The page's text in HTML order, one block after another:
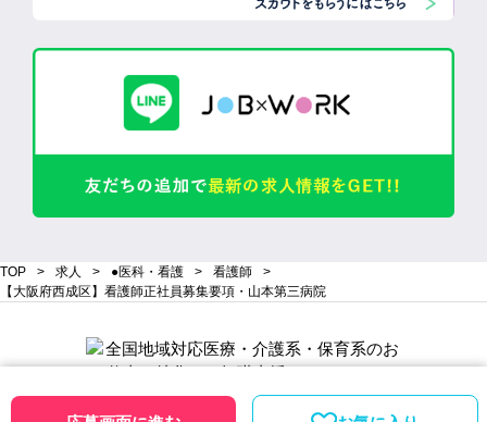
TOP 求人 ●医科・看護
看護師
【大阪府西成区】看護師正社員募集要項・山本第三病院